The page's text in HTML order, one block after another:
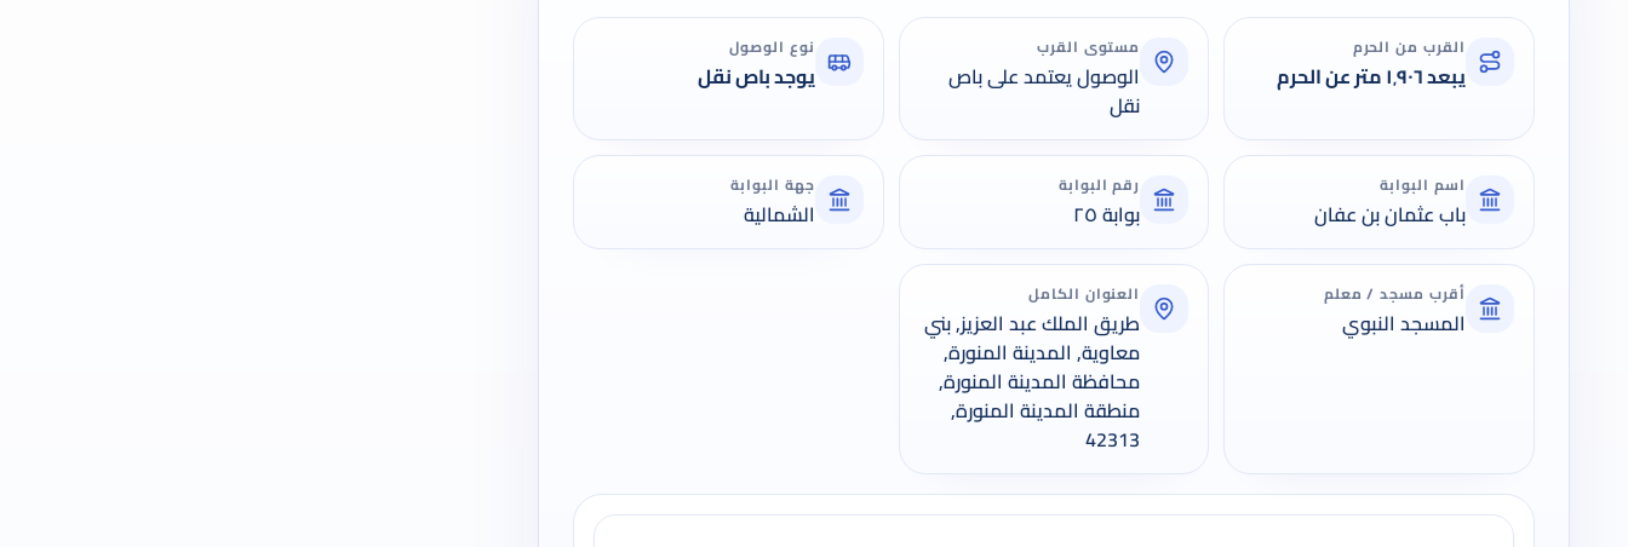
القرب من الحرم
يبعد ١٬٩٠٦ متر عن الحرم
مستوى القرب
الوصول يعتمد على باص
نقل
نوع الوصول
يوجد باص نقل
اسم البوابة
باب عثمان بن عفان
رقم البوابة
بوابة ٢٥
جهة البوابة
الشمالية
أقرب مسجد / معلم
المسجد النبوي
العنوان الكامل
طريق الملك عبد العزيز, بني
معاوية, المدينة المنورة,
محافظة المدينة المنورة,
منطقة المدينة المنورة,
42313